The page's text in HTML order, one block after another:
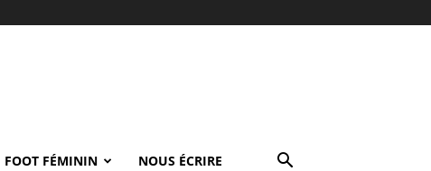
FOOT FÉMININ NOUS ÉCRIRE